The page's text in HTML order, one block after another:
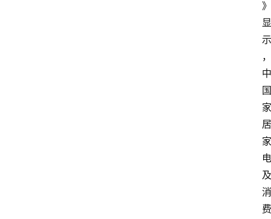
》
显
示
，
中
国
家
居
家
电
及
消
费